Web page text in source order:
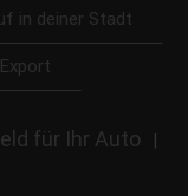
in deiner Stadt
Export
für Ihr Auto